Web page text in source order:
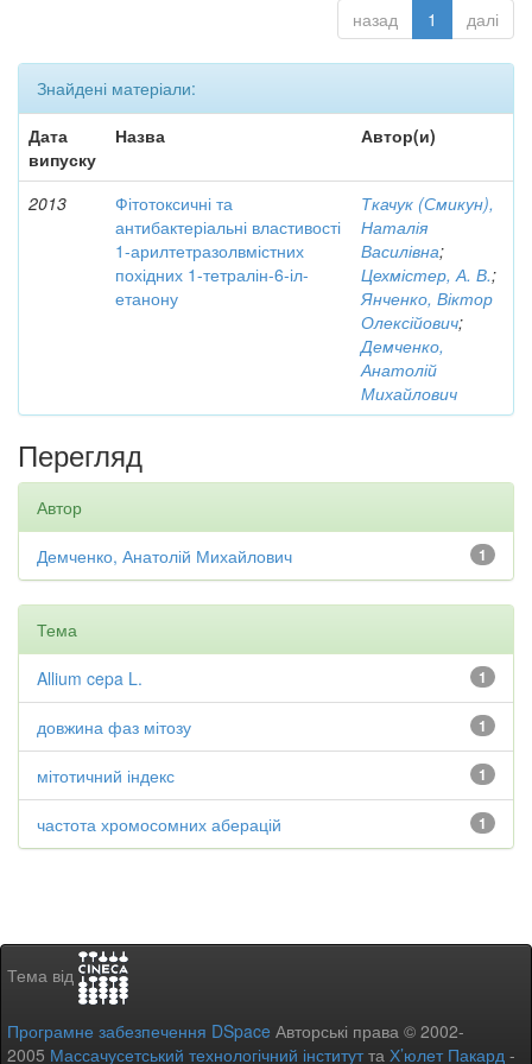
назад 1 далі
Знайдені матеріали:
Дата
випуску
Назва Автор(и)
2013
Фітотоксичні та
антибактеріальні властивості
1-арилтетразолвмістних
похідних 1-тетралін-6-іл-
етанону
Ткачук (Смикун),
Наталія
Василівна;
Цехмістер, А. В.;
Янченко, Віктор
Олексійович;
Демченко,
Анатолій
Михайлович
Перегляд
Автор
1
Демченко, Анатолій Михайлович
Тема
1
Allium cepa L.
1
довжина фаз мітозу
1
мітотичний індекс
1
частота хромосомних аберацій
Тема від
Програмне забезпечення DSpace Авторські права © 2002-
2005 Массачусетський технологічний інститутта Х’юлет Пакард -